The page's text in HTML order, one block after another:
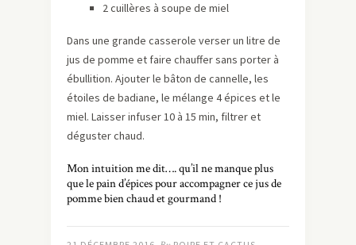
2 cuillères à soupe de miel
Dans une grande casserole verser un litre de
jus de pomme et faire chauffer sans porter à
ébullition. Ajouter le bâton de cannelle, les
étoiles de badiane, le mélange 4 épices et le
miel. Laisser infuser 10 à 15 min, filtrer et
déguster chaud.
Mon intuition me dit…. qu’il ne manque plus
que le pain d’épices pour accompagner ce jus de
pomme bien chaud et gourmand !